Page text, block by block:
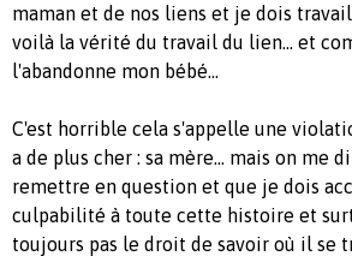
maman et de nos liens et je dois
voilà la vérité du travail du lien... et
l'abandonne mon bébé...
C'est horrible cela s'appelle une
a de plus cher : sa mère... mais on me
remettre en question et que je dois
culpabilité à toute cette histoire et
toujours pas le droit de savoir où il se